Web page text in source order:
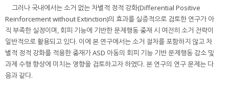
그러나 국내에서는 소거 없는 차별적 정적 강화(Differential Positive
Reinforcement without Extinction)의 효과를 실증적으로 검토한 연구가 아
직 부족한 실정이며, 회피 기능에 기반한 문제행동 중재 시 여전히 소거 전략이
일반적으로 활용되고 있다. 이에 본 연구에서는 소거 절차를 포함하지 않고 차
별적 정적 강화를 적용한 중재가 ASD 아동의 회피 기능 기반 문제행동 감소 및
과제 수행 향상에 미치는 영향을 검토하고자 하였다. 본 연구의 연구 문제는 다
음과 같다.